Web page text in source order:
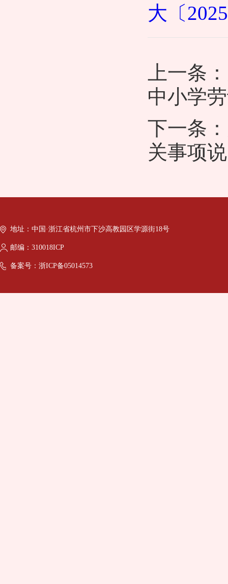
大〔
上一条：
中小学
下一条：
关事项
地址：中国·浙江省杭州市下沙高教园区学源街18号
邮编：310018ICP
备案号：浙ICP备05014573